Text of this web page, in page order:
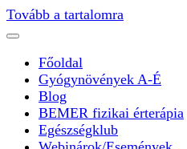
Tovább a tartalomra
Főoldal
Gyógynövények A-É
Blog
BEMER fizikai érterápia
Egészségklub